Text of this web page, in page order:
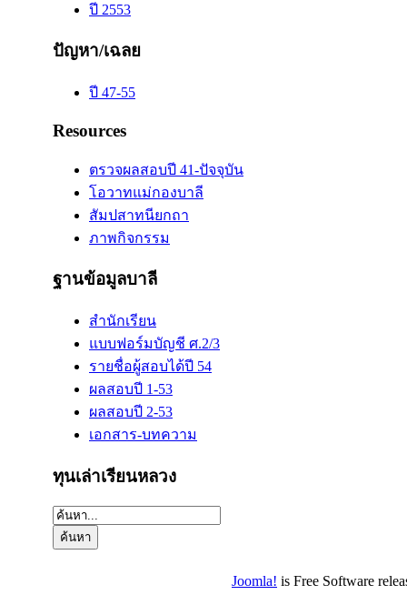
ปี 2553
ปัญหา/เฉลย
ปี 47-55
Resources
ตรวจผลสอบปี 41-ปัจจุบัน
โอวาทแม่กองบาลี
สัมปสาทนียกถา
ภาพกิจกรรม
ฐานข้อมูลบาลี
สำนักเรียน
แบบฟอร์มบัญชี ศ.2/3
รายชื่อผู้สอบได้ปี 54
ผลสอบปี 1-53
ผลสอบปี 2-53
เอกสาร-บทความ
ทุนเล่าเรียนหลวง
Joomla! is Free Software